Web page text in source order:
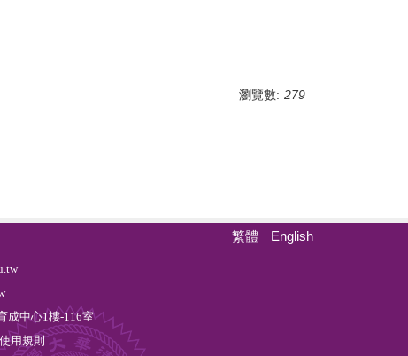
瀏覽數: 279
繁體 English
成中心1樓-116室
使用規則